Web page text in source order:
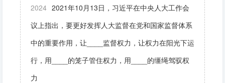
2024 2021年10月13日，习近平在中央人大工作会
议上指出，要更好发挥人大监督在党和国家监督体系
中的重要作用，让____监督权力，让权力在阳光下运
行，用____的笼子管住权力，用____的缰绳驾驭权
力